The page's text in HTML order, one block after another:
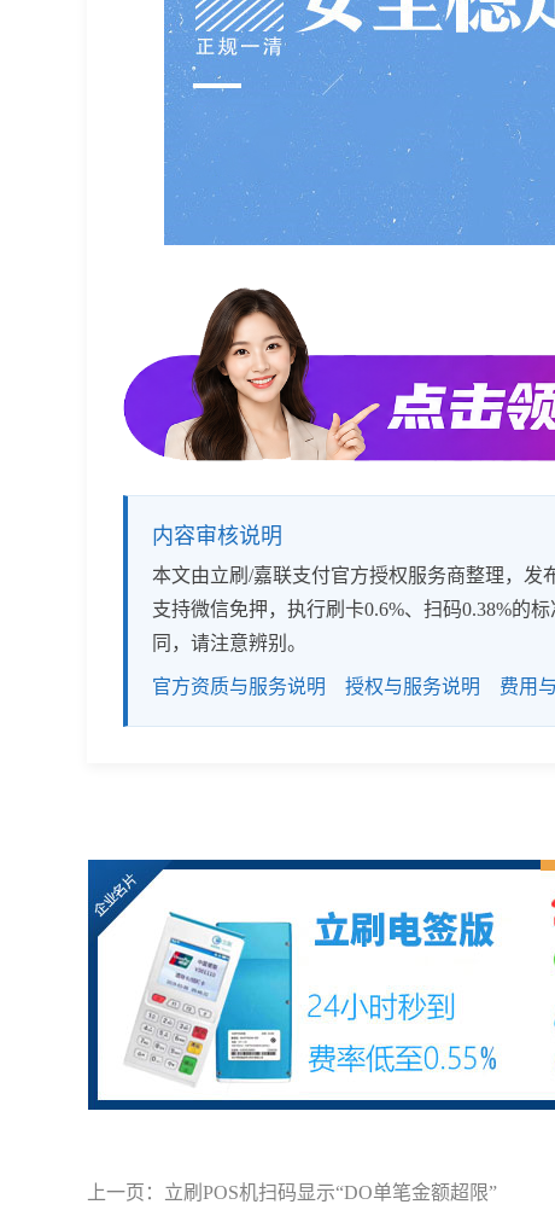
内容审核说明
本文由立刷/嘉联支付官方授权服务商整理，发
支持微信免押，执行刷卡0.6%、扫码0.38%的
同，请注意辨别。
官方资质与服务说明 授权与服务说明 费用
上一页： 立刷POS机扫码显示“DO单笔金额超限”